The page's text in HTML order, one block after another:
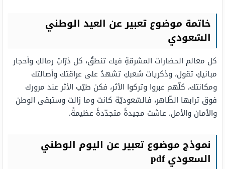
خاتمة موضوع تعبير عن العيد الوطني
السّعودي
كل معالم الحضارات المشرقةِ فيك تنطقُ، كل ذرّاتِ رمالكِ وأحجار
مبانيكِ تقول، وذكريات شعبكِ تشهدُ على عراقتك وأصالتك
ومكانتك، كلّهم عبروا وتركوا الأثر، فكن طيّب الأثر عند مرورك
فوق ترابها الطّاهر، فالسّعوديّة كانت وما زالت وستبقى الوطن
والأمان والأمل. عاشت مجيدةً متجدّدةً عظيمةً.
نموذج موضوع تعبير عن اليوم الوطني
السعودي pdf